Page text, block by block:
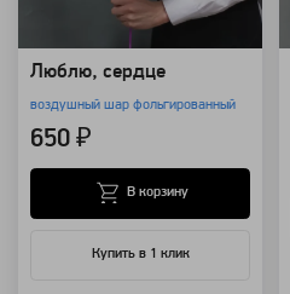
Люблю, сердце
воздушный шар фольгированный
650 ₽
Купить в 1 клик
В корзину